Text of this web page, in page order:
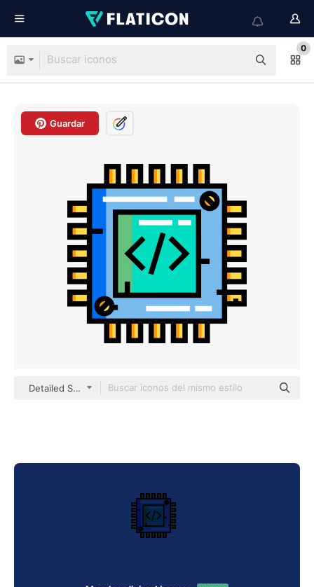
0
Guardar
Detailed Straight Lineal color